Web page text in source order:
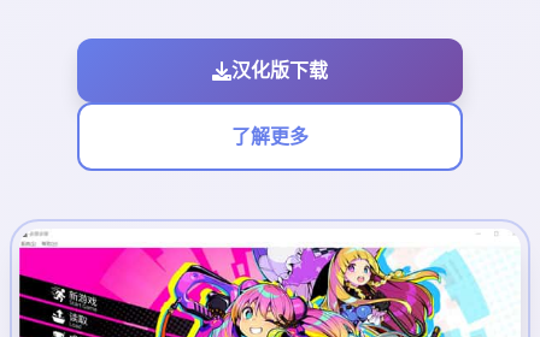
汉化版下载
了解更多